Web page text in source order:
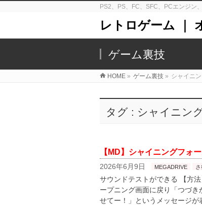
PS2、PS、FC、SFC、PCエンジン
レトロゲーム ｜
ゲーム裏技
HOME » ゲーム裏技 » シャイニ
タグ : シャイニン
【MD】シャイニングフォ
2026年6月9日 MEGADRIVE
サウンドテストができる 【方
ープニング画面に戻り「つづ
せてー！」というメッセージが